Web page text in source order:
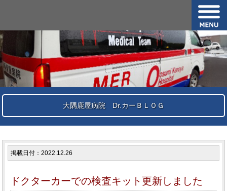
大隅鹿屋病院 Dr.カーＢＬＯＧ
掲載日付：2022.12.26
ドクターカーでの検査キット更新しました